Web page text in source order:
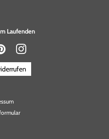
Laufenden
PinterestInstagram